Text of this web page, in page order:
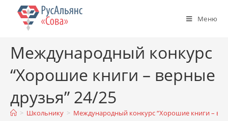
Меню
Международный конкурс
“Хорошие книги – верные
друзья” 24/25
> Школьнику > Международный конкурс “Хорошие книги –